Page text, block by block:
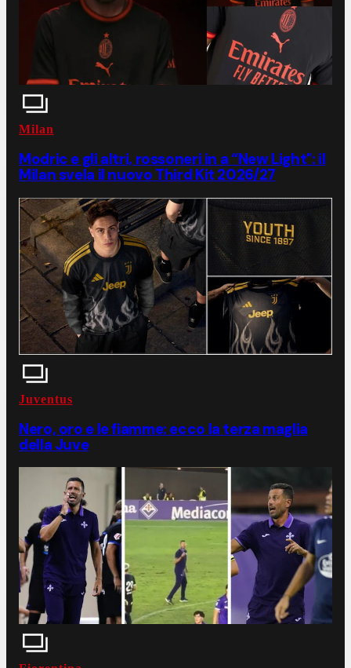
Milan
Modric e gli altri, rossoneri in a “New Light": il
Milan svela il nuovo Third Kit 2026/27
Juventus
Nero, oro e le fiamme: ecco la terza maglia
della Juve